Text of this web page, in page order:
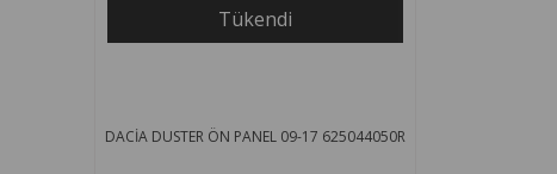
Tükendi
DACİA DUSTER ÖN PANEL 09-17 625044050R